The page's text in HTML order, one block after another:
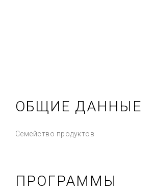
ОБЩИЕ ДАННЫЕ
Семейство продуктов
ПРОГРАММЫ